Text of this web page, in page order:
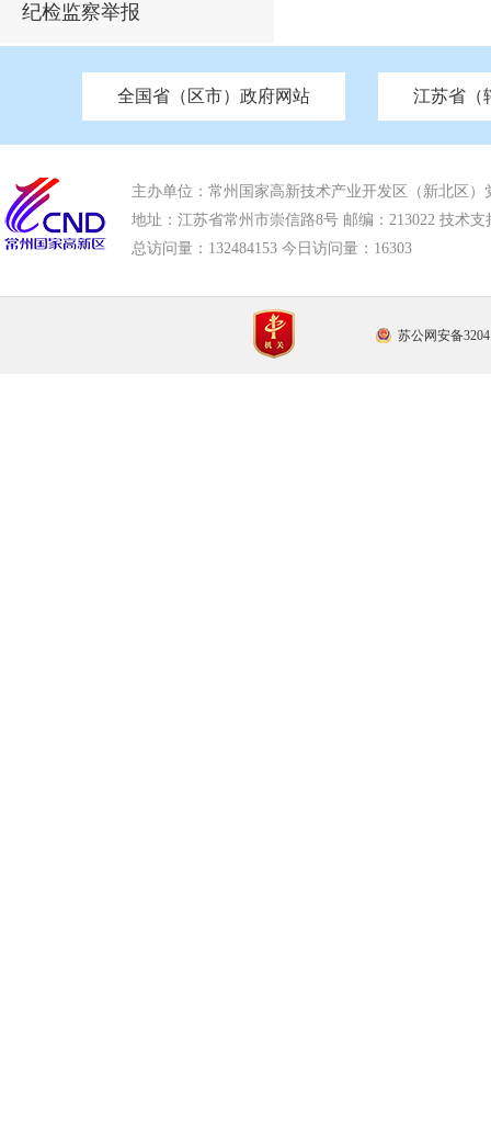
纪检监察举报
全国省（区市）政府网站
北京 天津 重庆 河南 河北 山西
江苏省（
中国江苏 南京市政府 苏州市政府 无锡
市发改委 市工信局 市教育局 市科技局 市
市应急管理局 市审计局 市外事办 市生态
主办单位：常州国家高新技术产业开发区（新北区）
地址：江苏省常州市崇信路8号 邮编：213022 技术支
总访问量： 132484153 今日访问量： 16303
苏公网安备